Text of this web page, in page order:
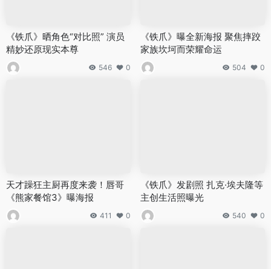
《铁爪》晒角色“对比照” 演员
精妙还原现实本尊
546 0
《铁爪》曝全新海报 聚焦摔跤
家族坎坷而荣耀命运
504 0
天才躁狂主厨再度来袭！唇哥
《熊家餐馆3》曝海报
411 0
《铁爪》发剧照 扎克·埃夫隆等
主创生活照曝光
540 0